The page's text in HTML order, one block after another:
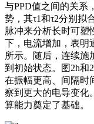
与PPD值之间的关系
势，其τ1和τ2分别拟
脉冲来分析长时可塑
下，电流增加，表明
所示。随后，连续施
到初始状态。图2h和
在振幅更高、间隔时
察到更大的电导变化
算能力奠定了基础。